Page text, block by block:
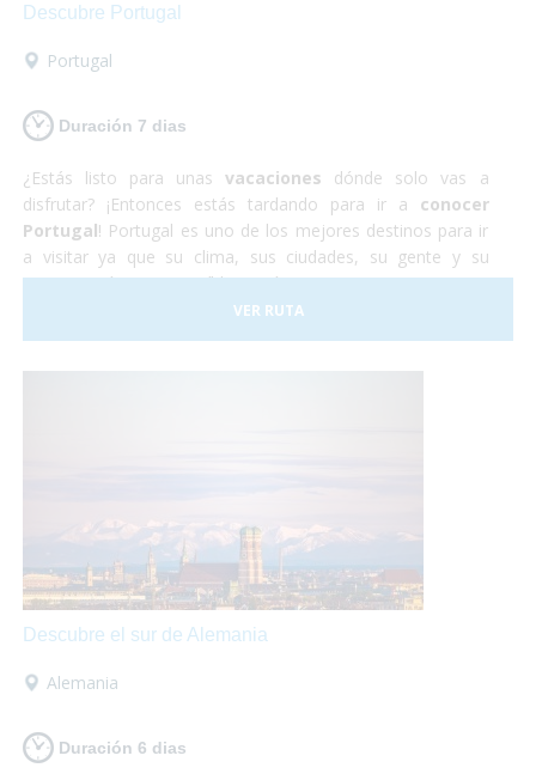
Descubre Portugal
Portugal
Duración 7 dias
¿Estás listo para unasvacaciones dónde solo vas a
disfrutar? ¡Entonces estás tardando para ir a conocer
Portugal! Portugal es uno de los mejores destinos para ir
a visitar ya que su clima, sus ciudades, su gente y su
gastronomía son increíbles. Así que te proponemos una
viaje para que lo puedas descubrir en su totalidad sobre
tusilla de ruedassin problema alguno. ¡No lo dudes más
VER RUTA
Descubre el sur de Alemania
Alemania
Duración 6 dias